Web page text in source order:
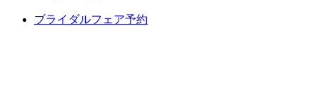
ブライダルフェア予約